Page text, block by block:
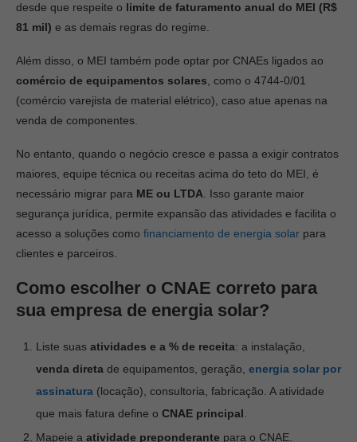
desde que respeite o limite de faturamento anual do MEI (R$
81 mil) e as demais regras do regime.
Além disso, o MEI também pode optar por CNAEs ligados ao
comércio de equipamentos solares , como o 4744-0/01
(comércio varejista de material elétrico), caso atue apenas na
venda de componentes.
No entanto, quando o negócio cresce e passa a exigir contratos
maiores, equipe técnica ou receitas acima do teto do MEI, é
necessário migrar para ME ou LTDA . Isso garante maior
segurança jurídica, permite expansão das atividades e facilita o
acesso a soluções como financiamento de energia solar para
clientes e parceiros.
Como escolher o CNAE correto para
sua empresa de energia solar?
Liste suas atividades e a % de receita: a instalação,
venda direta de equipamentos, geração, energia solar por
assinatura (locação), consultoria, fabricação. A atividade
que mais fatura define o CNAE principal
Mapeie a atividade preponderante para o CNAE.